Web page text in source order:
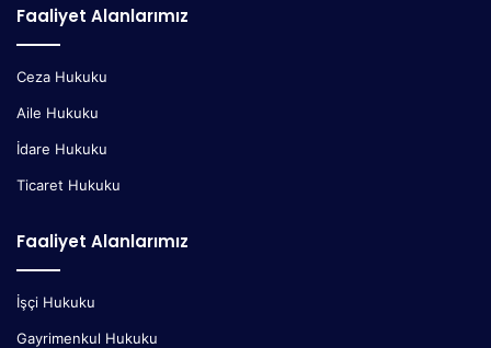
Faaliyet Alanlarımız
Ceza Hukuku
Aile Hukuku
İdare Hukuku
Ticaret Hukuku
Faaliyet Alanlarımız
İşçi Hukuku
Gayrimenkul Hukuku